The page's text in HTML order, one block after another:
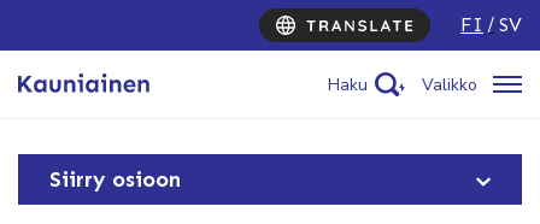
FI SV
Haku Valikko
Siirry osioon